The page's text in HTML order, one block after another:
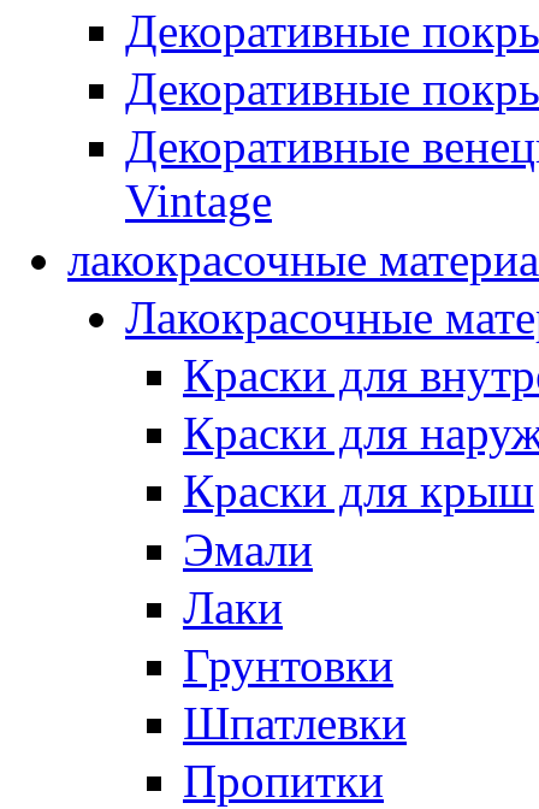
Декоративные
Декоративные
Декоративные
Vintage
лакокрасочные
Лакокрасочные
Краски для
Краски для
Краски для крыш
Эмали
Лаки
Грунтовки
Шпатлевки
Пропитки